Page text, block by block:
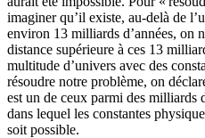
imaginer qu’il existe, au-delà de
environ 13 milliards d’années, on
distance supérieure à ces 13
multitude d’univers avec des
résoudre notre problème, on
est un de ceux parmi des milliards
dans lequel les constantes
soit possible.